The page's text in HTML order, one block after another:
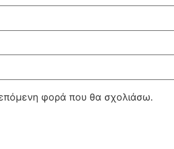
φορά που θα σχολιάσω.